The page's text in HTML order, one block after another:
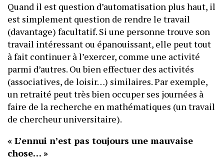
Quand il est question d’automatisation plus haut, il
est simplement question de rendre le travail
(davantage) facultatif. Si une personne trouve son
travail intéressant ou épanouissant, elle peut tout
à fait continuer à l’exercer, comme une activité
parmi d’autres. Ou bien effectuer des activités
(associatives, de loisir…) similaires. Par exemple,
un retraité peut très bien occuper ses journées à
faire de la recherche en mathématiques (un travail
de chercheur universitaire).
« L’ennui n’est pas toujours une mauvaise
chose… »